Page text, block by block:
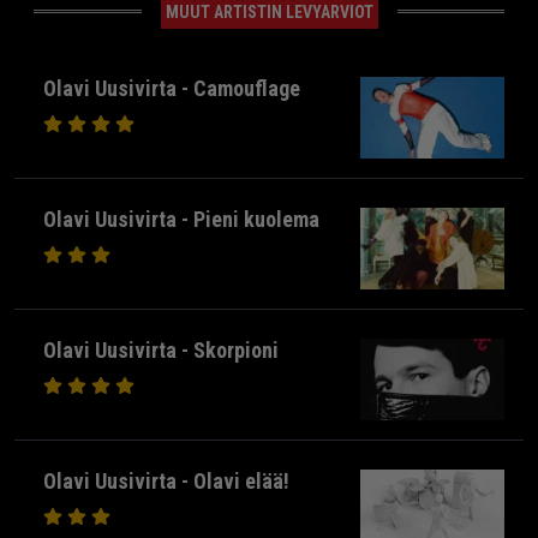
MUUT ARTISTIN LEVYARVIOT
Olavi Uusivirta - Camouflage
Olavi Uusivirta - Pieni kuolema
Olavi Uusivirta - Skorpioni
Olavi Uusivirta - Olavi elää!